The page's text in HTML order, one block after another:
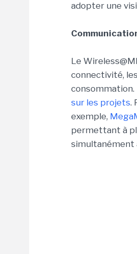
adopter une
Le
connectivité,
consommation.
sur les projets.
exemple,
permettant à
simultanément